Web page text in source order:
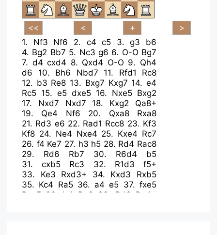
1. Nf3 Nf6 2. c4 c5 3.g3
b6
4. Bg2 Bb7 5. Nc3 g6 6. O-O Bg7
7. d4 cxd4 8. Qxd4 O-O 9. Qh4
d6
10. Bh6 Nbd7 11. Rfd1
Rc8
12. b3 Re8 13. Bxg7 Kxg7 14.e4
Rc5 15. e5 dxe5 16. Nxe5 Bxg2
17. Nxd7 Nxd7 18. Kxg2
Qa8+
19. Qe4 Nf6 20. Qxa8
Rxa8
21. Rd3 e6 22. Rad1 Rcc8 23. Kf3
Kf8 24. Ne4 Nxe4 25. Kxe4 Rc7
26. f4 Ke7 27. h3 h5 28. Rd4 Rac8
29. Rd6 Rb7 30. R6d4
b5
31.cxb5 Rc3 32. R1d3
f5+
33. Ke3 Rxd3+ 34. Kxd3
Rxb5
35. Kc4 Ra5 36. a4 e5 37.fxe5
Rxe5 38. b4 Re3 39. Rd3 Re4+